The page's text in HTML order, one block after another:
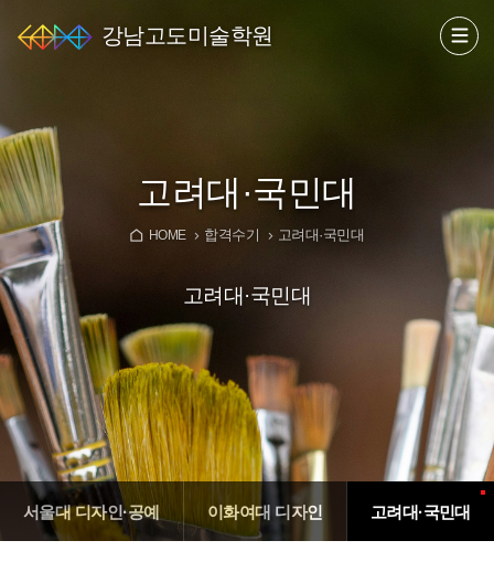
강남고도미술학원
고려대·국민대
HOME 합격수기 고려대·국민대
고려대·국민대
서울대 디자인·공예 이화여대 디자인 고려대·국민대